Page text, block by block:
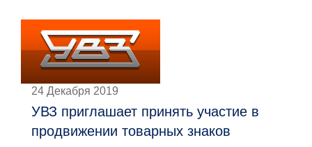
24 Декабря 2019
УВЗ приглашает принять участие в
продвижении товарных знаков